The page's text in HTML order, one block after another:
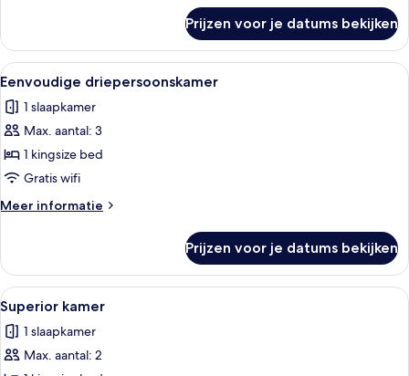
kamer
Prijzen voor je datums bekijken
Alle
foto's
voor
Eenvoudige
driepersoonskamer
laden
Een tweepersoonsbed met
3
Eenvoudige driepersoonskamer
1 slaapkamer
Max. aantal: 3
1 kingsize bed
Gratis wifi
Meer informatie
Meer
driepersoonskamer
Prijzen voor je datums bekijken
Alle
foto's
voor
Superior
Een slaapkamer met een bed,
6
Superior kamer
1 slaapkamer
Max. aantal: 2